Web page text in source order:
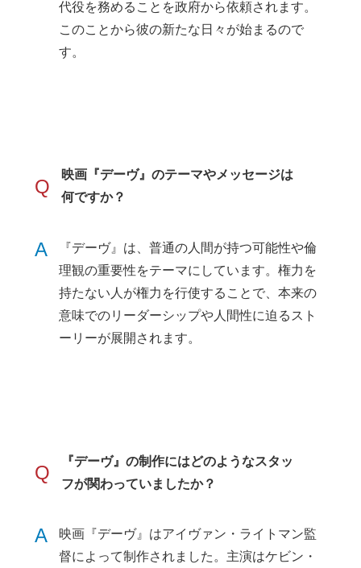
代役を務めることを政府から依頼されます。
このことから彼の新たな日々が始まるので
す。
Q
映画『デーヴ』のテーマやメッセージは
何ですか？
A
『デーヴ』は、普通の人間が持つ可能性や倫
理観の重要性をテーマにしています。権力を
持たない人が権力を行使することで、本来の
意味でのリーダーシップや人間性に迫るスト
ーリーが展開されます。
Q
『デーヴ』の制作にはどのようなスタッ
フが関わっていましたか？
A
映画『デーヴ』はアイヴァン・ライトマン監
督によって制作されました。主演はケビン・